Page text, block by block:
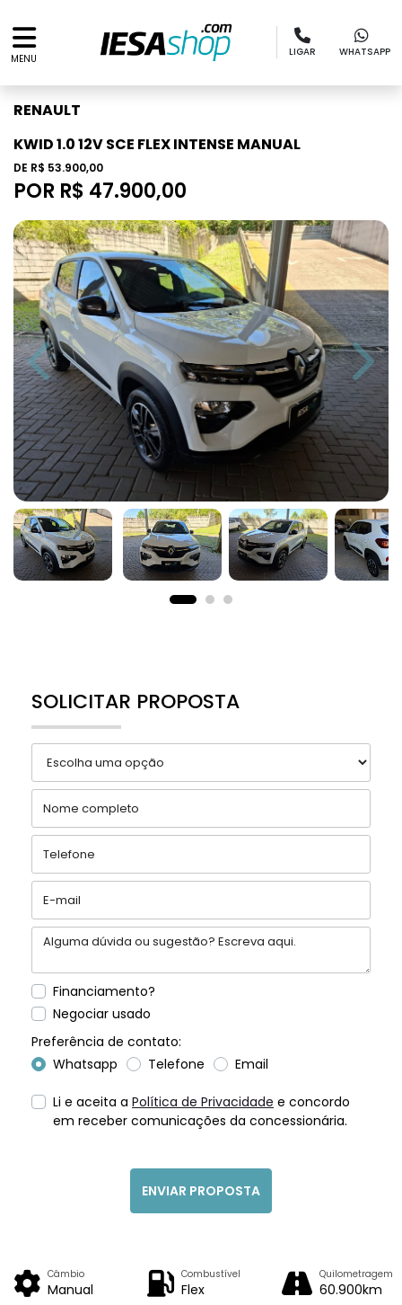
MENU
LIGAR WHATSAPP
RENAULT
KWID 1.0 12V SCE FLEX INTENSE MANUAL
DE R$ 53.900,00
POR R$ 47.900,00
Previous Next
SOLICITAR PROPOSTA
Financiamento?
Negociar usado
Preferência de contato:
Whatsapp
Telefone Email
Li e aceita a Política de Privacidade e concordo
em receber comunicações da concessionária.
ENVIAR PROPOSTA
Câmbio
Manual
Combustível
Flex
Quilometragem
60.900km